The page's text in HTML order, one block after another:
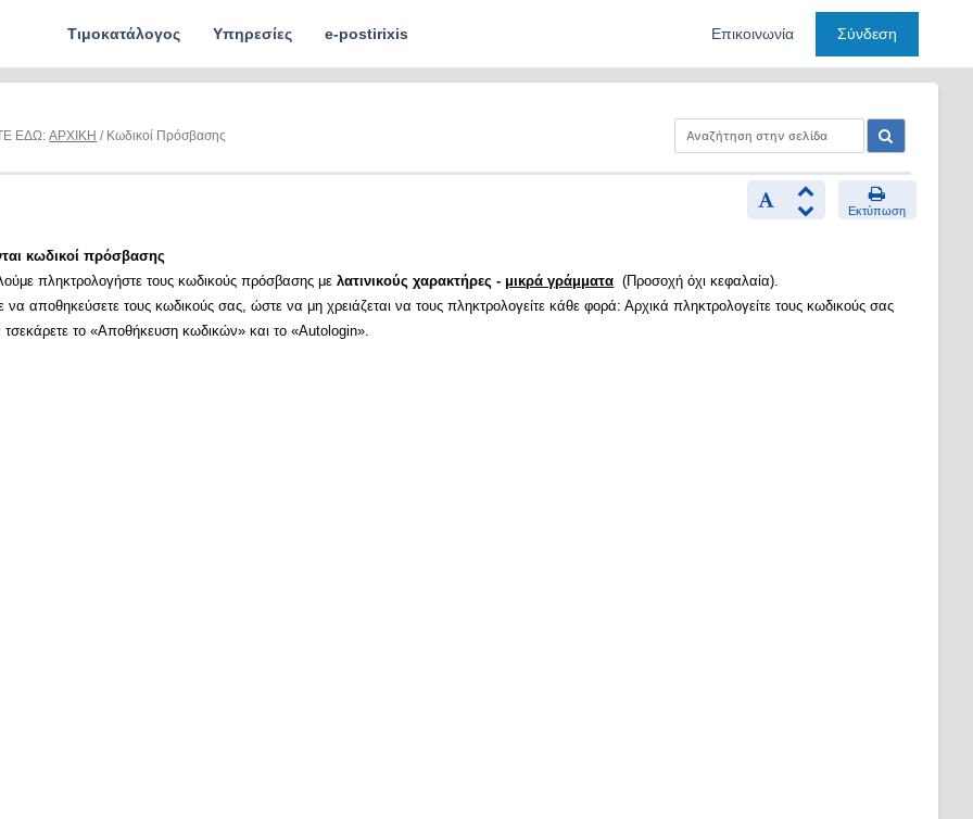
Τιμοκατάλογος Υπηρεσίες e-postirixis Επικοινωνία Σύνδεση
ΕΔΩ:ΑΡΧΙΚΗ / Κωδικοί Πρόσβασης
Εκτύπωση
κωδικοί πρόσβασης
πληκτρολογήστε τους κωδικούς πρόσβασης μελατινικούς χαρακτήρες - μικρά γράμματα (Προσοχή όχι κεφαλαία).
να αποθηκεύσετε τους κωδικούς σας, ώστε να μη χρειάζεται να τους πληκτρολογείτε κάθε φορά: Αρχικά πληκτρολογείτε τους κωδικούς σας
τσεκάρετε το «Αποθήκευση κωδικών» και το «Autologin».